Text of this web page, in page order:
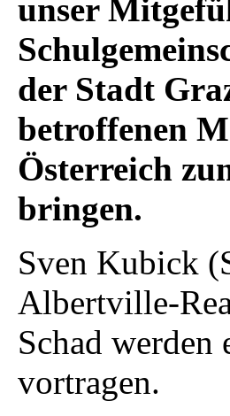
unser
der Stadt
betroffenen
Österreich
bringen.
Sven Kubick
Albertville-
Schad
vortragen.